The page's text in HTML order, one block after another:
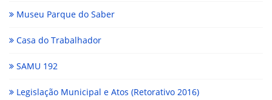
Museu Parque do Saber
Casa do Trabalhador
SAMU 192
Legislação Municipal e Atos (Retorativo 2016)